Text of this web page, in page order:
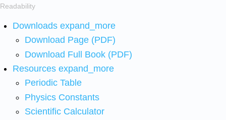
Readability
Downloads expand_more
Download Page (PDF)
Download Full Book (PDF)
Resources expand_more
Periodic Table
Physics Constants
Scientific Calculator